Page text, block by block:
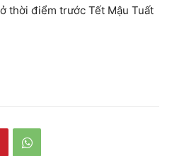
thời điểm trước Tết Mậu Tuất